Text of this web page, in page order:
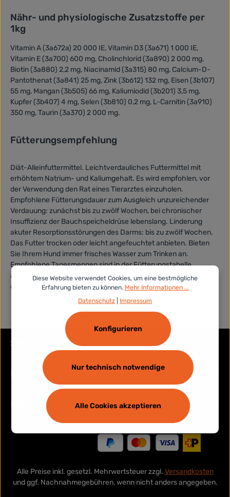
Nähr- und physiologische Zusatzstoffe per
1kg
Vitamin A (3a672a) 20 000 IE, Vitamin D3 (3a671) 1 000 IE,
Vitamin E (3a700) 600 mg, Cholinchlorid (3a890) 2 000 mg,
Biotin (3a880) 2,2 mg, Niacinamid (3a315) 80 mg, Calcium-D-
Pantothenat (3a841) 25 mg, Zink (3b612) 132 mg, Eisen (3b107)
55 mg, Mangan (3b505) 66 mg, Kaliumiodid (3b201) 3,5 mg,
Kupfer (3b407) 4 mg, Selen (3b810) 0,2 mg, L-Carnitin (3a910)
350 mg, Taurin (3a370) 2 000 mg.
Fütterungsempfehlung
Diät-Alleinfuttermittel. Leichtverdauliches Futtermittel mit
erhöhtem Natrium- und Kaliumgehalt. Es wird empfohlen, vor
der Verwendung den Rat eines Tierarztes einzuholen.
Empfohlene Fütterungsdauer zum Ausgleich unzureichender
Verdauung: zunächst bis zu zwölf Wochen, bei chronischer
Insuffizienz der Bauchspeicheldrüse lebenslang. Linderung
akuter Resorptionsstörungen des Darms: bis zu zwölf Wochen.
Das Futter trocken oder leicht angefeuchtet anbieten. Bieten
Sie Ihrem Hund immer frisches Wasser zum Trinken an.
Empfohlene Tagesmengen sind in der Fütterungstabelle
aufgeführt, sollten jedoch auf den aktuellen Zustand des Tiers
abgestimmt werden.
Service-Hotline
Rechtliches
Informationen
Alle Preise inkl. gesetzl. Mehrwertsteuer zzgl. Versandkosten
und ggf. Nachnahmegebühren, wenn nicht anders angegeben.
Diese Website verwendet Cookies, um eine bestmögliche
Erfahrung bieten zu können. Mehr Informationen ...
Datenschutz
Impressum
Nur technisch notwendige
Konfigurieren
Alle Cookies akzeptieren